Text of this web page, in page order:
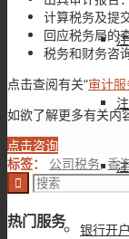
银行开户
计算税务及提
回应税务局的
税务和财务咨
点击查阅有关“审计
如欲了解更多有关内
点击咨询
标签：
公司税务,香
热门服务